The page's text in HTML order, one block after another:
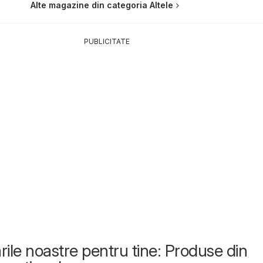
Alte magazine din categoria Altele
PUBLICITATE
noastre pentru tine: Produse din